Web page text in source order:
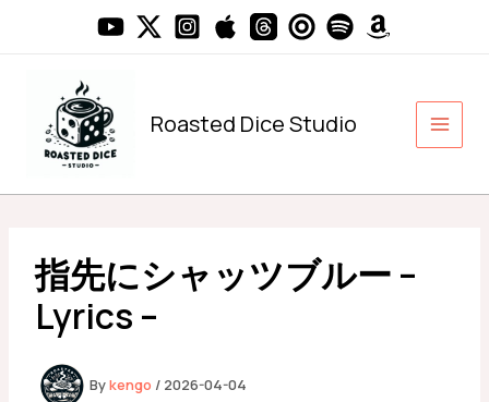
Roasted Dice Studio
指先にシャッツブルー –
Lyrics –
Bykengo / 2026-04-04